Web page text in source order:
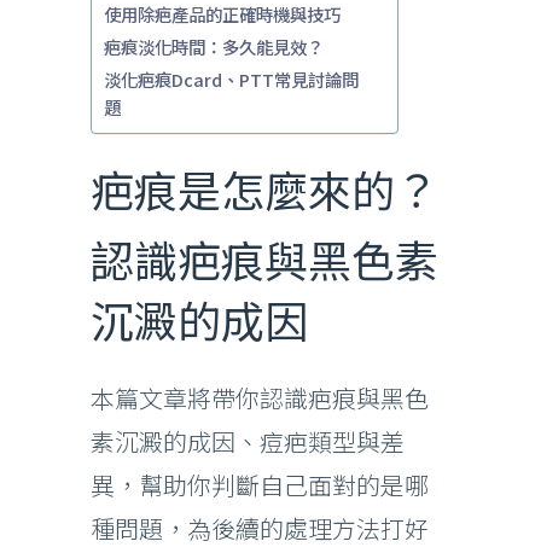
使用除疤產品的正確時機與技巧
疤痕淡化時間：多久能見效？
淡化疤痕Dcard、PTT常見討論問
題
疤痕是怎麼來的？
認識疤痕與黑色素
沉澱的成因
本篇文章將帶你認識疤痕與黑色
素沉澱的成因、痘疤類型與差
異，幫助你判斷自己面對的是哪
種問題，為後續的處理方法打好